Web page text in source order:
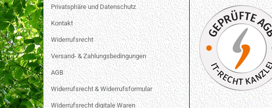
Privatsphäre und Datenschutz
Kontakt
Widerrufsrecht
Versand- & Zahlungsbedingungen
AGB
Widerrufsrecht & Widerrufsformular
Widerrufsrecht digitale Waren